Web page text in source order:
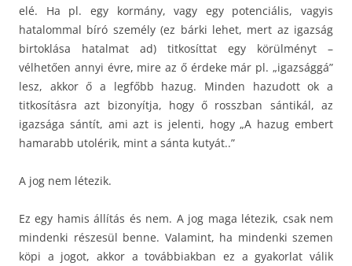
elé. Ha pl. egy kormány, vagy egy potenciális, vagyis
hatalommal bíró személy (ez bárki lehet, mert az igazság
birtoklása hatalmat ad) titkosíttat egy körülményt –
vélhetően annyi évre, mire az ő érdeke már pl. „igazsággá”
lesz, akkor ő a legfőbb hazug. Minden hazudott ok a
titkosításra azt bizonyítja, hogy ő rosszban sántikál, az
igazsága sántít, ami azt is jelenti, hogy „A hazug embert
hamarabb utolérik, mint a sánta kutyát..”
A jog nem létezik.
Ez egy hamis állítás és nem. A jog maga létezik, csak nem
mindenki részesül benne. Valamint, ha mindenki szemen
köpi a jogot, akkor a továbbiakban ez a gyakorlat válik